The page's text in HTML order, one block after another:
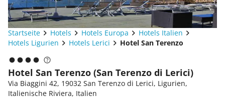
Startseite Hotels Hotels Europa
Hotels Italien
Hotels Ligurien
Hotels Lerici Hotel San Terenzo
Hotel San Terenzo (San Terenzo di Lerici)
Via Biaggini 42, 19032 San Terenzo di Lerici, Ligurien,
Italienische Riviera, Italien